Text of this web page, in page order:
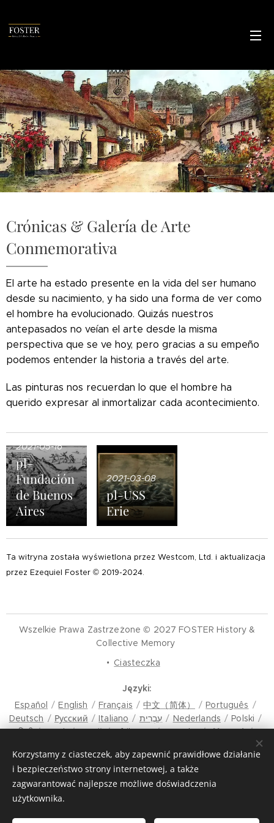
Crónicas & Galería de Arte
Conmemorativa
El arte ha estado presente en la vida del ser humano
desde su nacimiento, y ha sido una forma de ver como
el hombre ha evolucionado. Quizás nuestros
antepasados no veían el arte desde la misma
perspectiva que se ve hoy, pero gracias a su empeño
podemos entender la historia a través del arte.
Las pinturas nos recuerdan lo que el hombre ha
querido expresar al inmortalizar cada acontecimiento.
2021-05-16
pl-
Fundación
de Buenos
Aires
2021-03-08
pl-USS
Erie
Ta witryna została wyświetlona przez Westcom, Ltd. i aktualizacja
przez Ezequiel Foster © 2019-2024.
Wszelkie Prawa Zastrzeżone © 2027 FOSTER History &
Collective Memory
Ciasteczka
Języki
Español
English Français 中文（简体）
Português
Deutsch
Русский Italiano עִבְרִית Nederlands
Polski
हिन्दी
Norsk العربية Afrikaans Svenska
Ελληνικά
Română
मैथिली
Hrvatski Azərbaycan Čeština
Dansk
Latviešu Valoda
Türkçe Tiếng Việt 日本語
Eesti keel
Magyar മലയാളം فارسی
Bosanski
Lietuvių kalba
Korzystamy z ciasteczek, aby zapewnić prawidłowe działanie
i bezpieczeństwo strony internetowej, a także
zagwarantować najlepsze możliwe doświadczenia
użytkownika.